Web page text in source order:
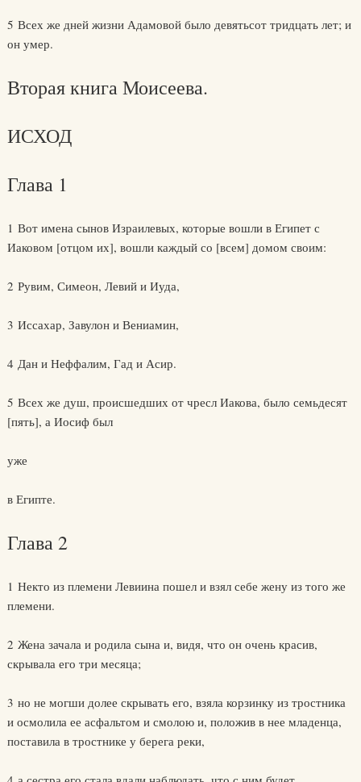
5 Всех же дней жизни Адамовой было девятьсот тридцать лет; и
он умер.
Вторая книга Моисеева.
ИСХОД
Глава 1
1 Вот имена сынов Израилевых, которые вошли в Египет с
Иаковом [отцом их], вошли каждый со [всем] домом своим:
2 Рувим, Симеон, Левий и Иуда,
3 Иссахар, Завулон и Вениамин,
4 Дан и Неффалим, Гад и Асир.
5 Всех же душ, происшедших от чресл Иакова, было семьдесят
[пять], а Иосиф был
уже
в Египте.
Глава 2
1 Некто из племени Левиина пошел и взял себе жену из того же
племени.
2 Жена зачала и родила сына и, видя, что он очень красив,
скрывала его три месяца;
3 но не могши долее скрывать его, взяла корзинку из тростника
и осмолила ее асфальтом и смолою и, положив в нее младенца,
поставила в тростнике у берега реки,